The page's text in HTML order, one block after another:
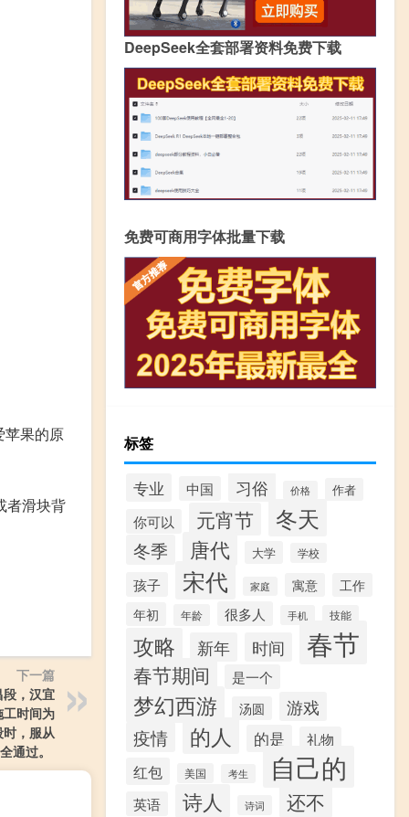
苹果的原
者滑块背
下一篇
，汉宜
时间为
，服从
通过。
DeepSeek全套部署资料免费下载
免费可商用字体批量下载
标签
专业 中国 习俗 价格 作者
你可以 元宵节 冬天
冬季 唐代 大学 学校
孩子 宋代 家庭 寓意
工作
年初
年龄 很多人 手机 技能
攻略 新年 时间 春节
春节期间 是一个
梦幻西游 汤圆 游戏
疫情 的人 的是 礼物
红包 美国 考生 自己的
英语 诗人 诗词 还不